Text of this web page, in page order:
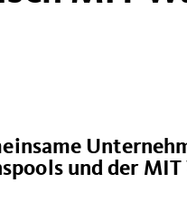
und der